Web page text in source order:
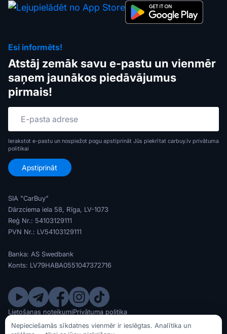
Esi informēts!
Atstāj zemāk savu e-pastu un vienmēr
saņem jaunākos piedāvājumus
pirmais!
Ierakstot e-pastu un nospiežot pogu apstiprināt Jūs piekrītat carbuy.lv privātuma
politikai
SIA "CarBuy"
Dārzciema iela 58, Rīga, LV-1073
Reģ Nr.: 54103129111
PVN Nr.: LV54103129111
Banka: AS Swedbank
Konts: LV79HABA0551047372716
© SIA CarBuy 2020 - 2026
Lietošanas noteikumiPrivātuma politika
Nepieciešamās sīkdatnes vienmēr ir ieslēgtas. Analītika un